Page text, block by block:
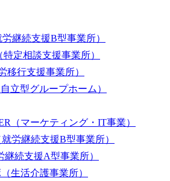
労継続支援B型事業所）
特定相談支援事業所）
移行支援事業所）
自立型グループホーム）
（マーケティング・IT事業）
就労継続支援B型事業所）
継続支援A型事業所）
（生活介護事業所）